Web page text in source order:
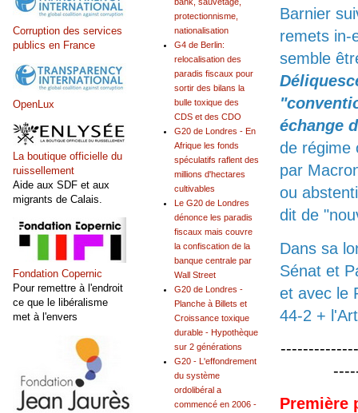
Barnier
remets in-
semble
échange
de régime
par
ou
dit de
Dans sa
Sénat et
et avec le
44-2 +
Première
protectionnisme,
nationalisation
G4 de Berlin:
relocalisation des
paradis fiscaux pour
sortir des bilans la
bulle toxique des
CDS et des CDO
G20 de Londres - En
Afrique les fonds
spéculatifs raflent des
millions d'hectares
cultivables
Le G20 de Londres
dénonce les paradis
fiscaux mais couvre
la confiscation de la
banque centrale par
Wall Street
G20 de Londres -
Planche à Billets et
Croissance toxique
durable - Hypothèque
sur 2 générations
G20 - L'effondrement
du système
ordolibéral a
commencé en 2006 -
Corruption des services
publics en France
OpenLux
La boutique officielle du
ruissellement
Aide aux SDF et aux
migrants de Calais.
Fondation Copernic
Pour remettre à l'endroit
ce que le libéralisme
met à l'envers